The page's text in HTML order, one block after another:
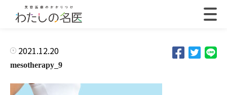
2021.12.20
mesotherapy_9